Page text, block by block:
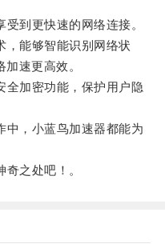
到更快速的网络连接。
能够智能识别网络状
速更高效。
加密功能，保护用户隐
，小蓝鸟加速器都能为
之处吧！。